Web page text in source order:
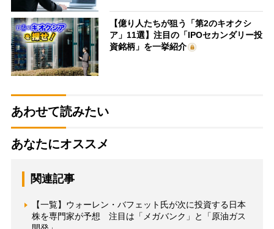
【億り人たちが狙う「第2のキオクシ
ア」11選】注目の「IPOセカンダリー投
資銘柄」を一挙紹介
あわせて読みたい
あなたにオススメ
関連記事
【一覧】ウォーレン・バフェット氏が次に投資する日本
株を専門家が予想 注目は「メガバンク」と「原油ガス